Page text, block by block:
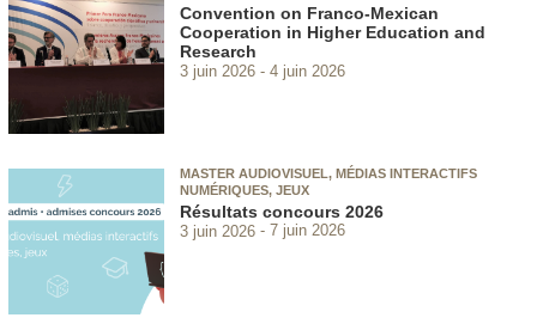
Convention on Franco-Mexican
Cooperation in Higher Education and
Research
3 juin 2026 4 juin 2026
MASTER AUDIOVISUEL, MÉDIAS INTERACTIFS
NUMÉRIQUES, JEUX
Résultats concours 2026
3 juin 2026 7 juin 2026